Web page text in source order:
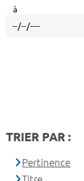
à
TRIER PAR :
Pertinence